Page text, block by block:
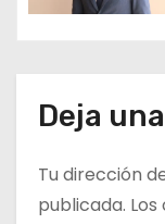
d
a
Deja
Tu dirección
publicada.